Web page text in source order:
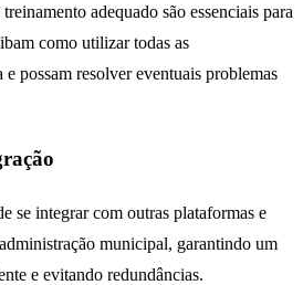
adequado são essenciais para
como utilizar todas as
possam resolver eventuais problemas
se integrar com outras plataformas e
municipal, garantindo um
e evitando redundâncias.